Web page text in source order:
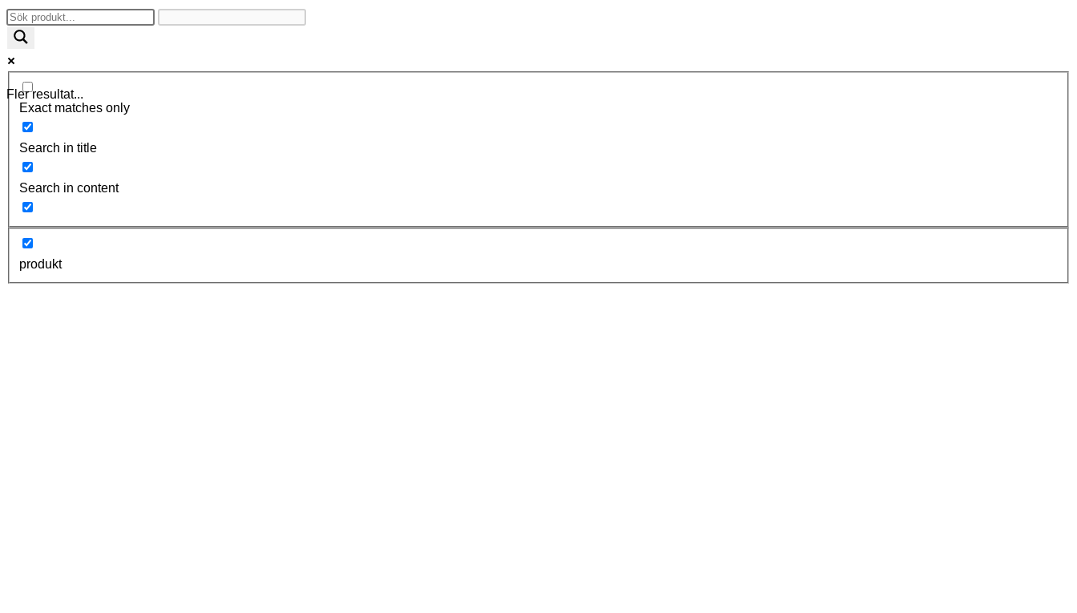
Fler resultat...
Exact matches only
Search in title
Search in content
produkt